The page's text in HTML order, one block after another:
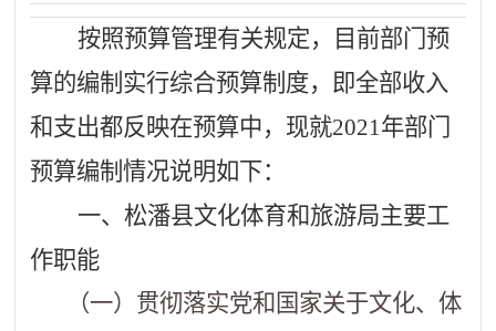
按照预算管理有关规定，目前部门预
算的编制实行综合预算制度，即全部收入
和支出都反映在预算中，现就2021 年部门
预算编制情况说明如下：
一、 松潘县文化体育和旅游局主要工
作职能
（一）贯彻落实党和国家关于文化、体